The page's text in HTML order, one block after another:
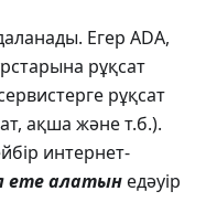
Егер ADA,
рұқсат
рұқсат
ақша және т.б.).
интернет-
ете алатынедәуір